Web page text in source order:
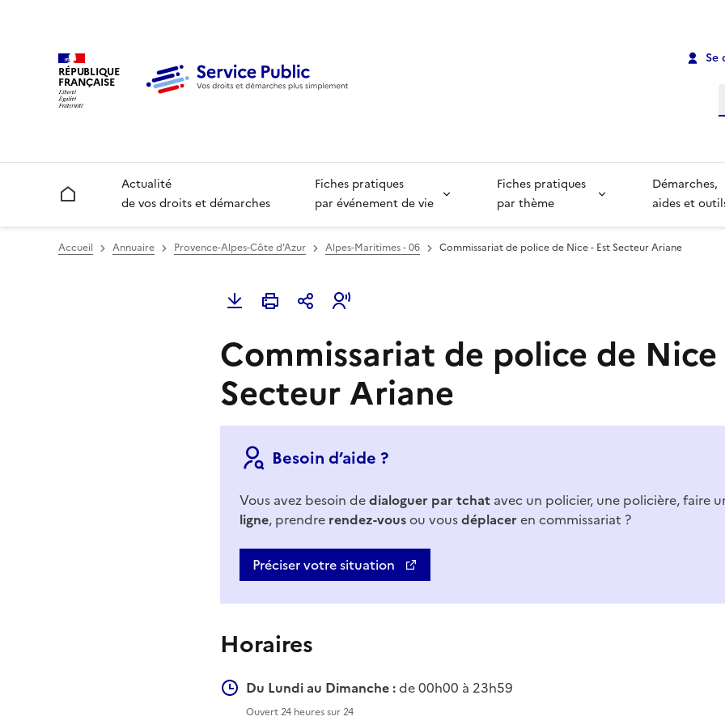
RÉPUBLIQUE
FRANÇAISE
Se
Accueil
Actualité
de vos droits et démarches
Fiches pratiques
par événement de vie
Fiches pratiques
par thème
Démarches,
aides et
Accueil Annuaire Provence-Alpes-Côte d'Azur Alpes-Maritimes - 06 Commissariat de police de Nice - Est Secteur Ariane
Commissariat de police de Nice
Secteur Ariane
Besoin d’aide ?
Vous avez besoin dedialoguer par tchat avec un policier, une policière, faire
ligne, prendre rendez-vousou vousdéplacer en commissariat ?
Préciser votre situation
Horaires
Du Lundi au Dimanche :de 00h00 à 23h59
Ouvert 24 heures sur 24